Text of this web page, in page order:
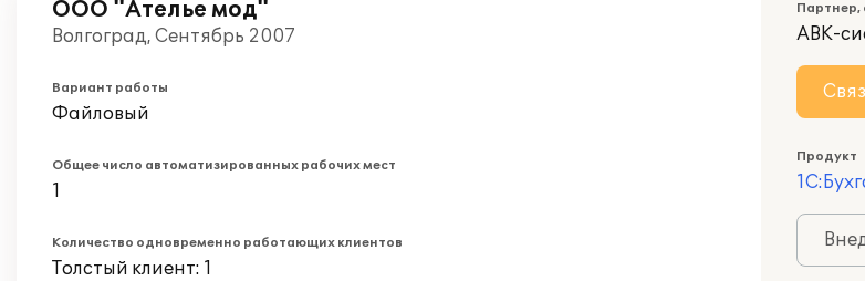
ООО "Ателье мод"
Волгоград, Сентябрь 2007
Вариант работы
Файловый
Общее число автоматизированных рабочих мест
1
Количество одновременно работающих клиентов
Толстый клиент: 1
Партнер,
АВК-
Продукт